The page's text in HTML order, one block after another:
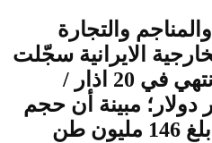
والتجارة
الايرانية سجّلت
خلال العام الماضي (انتهي في 20 اذار /
74 مليار دولار؛ مبينة أن حجم
الصادرات والاستيراد بلغ 146 مليون طن